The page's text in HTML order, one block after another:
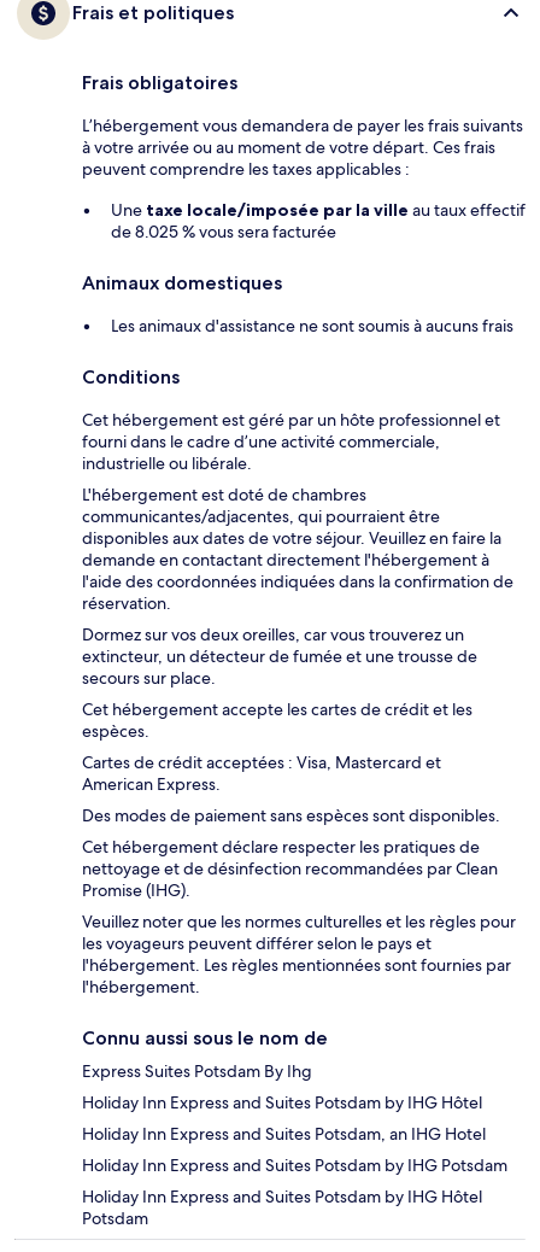
Frais et politiques
Frais obligatoires
L’hébergement vous demandera de payer les frais suivants
à votre arrivée ou au moment de votre départ. Ces frais
peuvent comprendre les taxes applicables :
Une taxe locale/imposée par la ville au taux effectif
de 8.025 % vous sera facturée
Animaux domestiques
Les animaux d'assistance ne sont soumis à aucuns frais
Conditions
Cet hébergement est géré par un hôte professionnel et
fourni dans le cadre d’une activité commerciale,
industrielle ou libérale.
L'hébergement est doté de chambres
communicantes/adjacentes, qui pourraient être
disponibles aux dates de votre séjour. Veuillez en faire la
demande en contactant directement l'hébergement à
l'aide des coordonnées indiquées dans la confirmation de
réservation.
Dormez sur vos deux oreilles, car vous trouverez un
extincteur, un détecteur de fumée et une trousse de
secours sur place.
Cet hébergement accepte les cartes de crédit et les
espèces.
Cartes de crédit acceptées : Visa, Mastercard et
American Express.
Des modes de paiement sans espèces sont disponibles.
Cet hébergement déclare respecter les pratiques de
nettoyage et de désinfection recommandées par Clean
Promise (IHG).
Veuillez noter que les normes culturelles et les règles pour
les voyageurs peuvent différer selon le pays et
l'hébergement. Les règles mentionnées sont fournies par
l'hébergement.
Connu aussi sous le nom de
Express Suites Potsdam By Ihg
Holiday Inn Express and Suites Potsdam by IHG Hôtel
Holiday Inn Express and Suites Potsdam, an IHG Hotel
Holiday Inn Express and Suites Potsdam by IHG Potsdam
Holiday Inn Express and Suites Potsdam by IHG Hôtel
Potsdam